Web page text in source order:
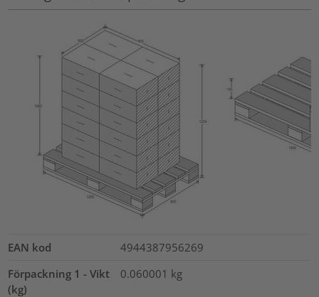
EAN kod
4944387956269
Förpackning 1 - Vikt
(kg)
0.060001 kg